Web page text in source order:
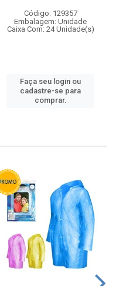
Código: 129357
Embalagem: Unidade
Caixa Com: 24 Unidade(s)
Faça seu login ou
cadastre-se para
comprar.